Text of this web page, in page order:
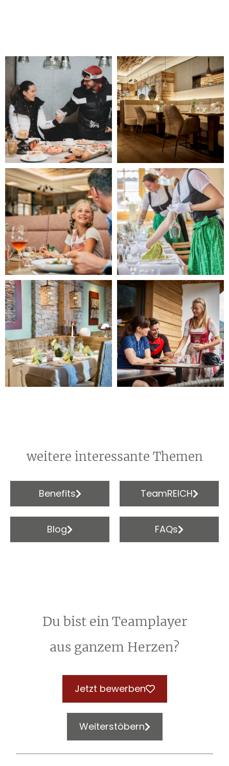
weitere interessante Themen
Benefits TeamREICH
Blog FAQs
Du bist ein Teamplayer
aus ganzem Herzen?
Jetzt bewerben
Weiterstöbern